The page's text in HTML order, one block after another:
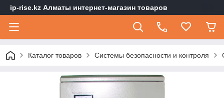
ip-rise.kz Алматы интернет-магазин товаров
Каталог товаров Системы безопасности и контроля